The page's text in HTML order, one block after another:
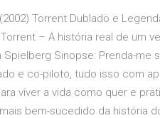
Torrent Dublado e
– A história real de um
Sinopse: Prenda-me
e co-piloto, tudo isso com
viver a vida como quer e
bem-sucedido da história